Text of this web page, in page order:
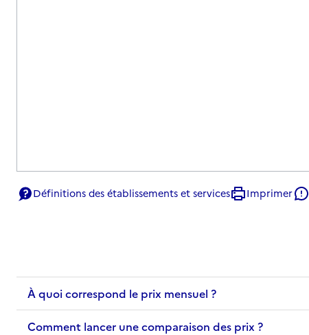
Définitions des établissements et services Imprimer
À quoi correspond le prix mensuel ?
Comment lancer une comparaison des prix ?